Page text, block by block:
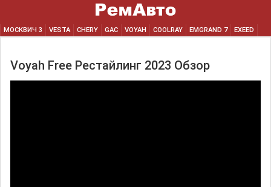
МОСКВИЧ 3 VESTA CHERY GAC VOYAH COOLRAY EMGRAND 7 EXEED
Voyah Free Рестайлинг 2023 Обзор